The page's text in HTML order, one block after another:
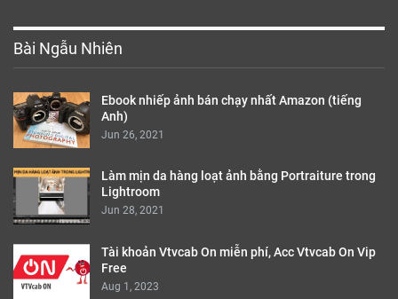
Bài Ngẫu Nhiên
Ebook nhiếp ảnh bán chạy nhất Amazon (tiếng
Anh)
Jun 26, 2021
Làm mịn da hàng loạt ảnh bằng Portraiture trong
Lightroom
Jun 28, 2021
Tài khoản Vtvcab On miễn phí, Acc Vtvcab On Vip
Free
Aug 1, 2023